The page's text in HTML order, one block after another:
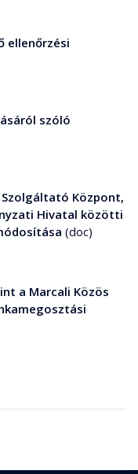
ellenőrzési
szóló
Szolgáltató Központ,
Hivatal közötti
(doc)
a Marcali Közös